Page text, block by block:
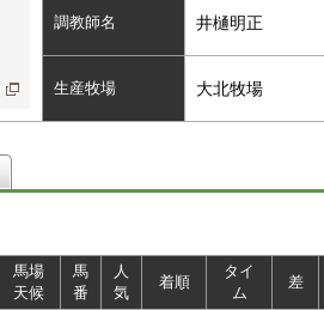
調教師名 井樋明正
生産牧場 大北牧場
馬場
天候
馬
番
人
気
着順
タイ
ム
差